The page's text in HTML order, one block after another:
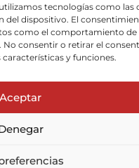
tecnologías como las
del dispositivo. El
como el comportamiento de
No consentir o retirar el
y funciones.
Aceptar